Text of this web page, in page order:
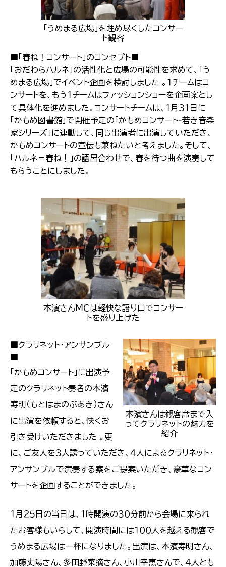
「うめまる広場」を埋め尽くしたコンサー
ト観客
■「春ね！コンサート」のコンセプト■
「おだわらハルネ」の活性化と広場の可能性を求めて、「う
めまる広場」でイベント企画を検討しました 。１チームはコ
ンサートを、もう１チームはファッションショーを企画案とし
て具体化を進めました。コンサートチームは、１月３１日に
「かもめ図書館」で開催予定の「かもめコンサート‐若き音楽
家シリーズ」に連動して、同じ出演者に出演していただき、
かもめコンサートの宣伝も兼ねたいと考えました。そして、
「ハルネ＝春ね！」の語呂合わせで、春を待つ曲を演奏して
もらうことにしました。
本濱さんＭＣは軽快な語り口でコンサー
トを盛り上げた
本濱さんは観客席まで入
ってクラリネットの魅力を
紹介
■クラリネット・アンサンブル
■
「かもめコンサート」に出演予
定のクラリネット奏者の本濱
寿明（もとはまのぶあき）さん
に出演を依頼すると、快くお
引き受けいただきました 。更
に、ご友人を３人誘っていただき、４人によるクラリネット・
アンサンブルで演奏する案をご提案いただき、豪華なコン
サートを企画することができました。
１月２５日の当日は、１時開演の３０分前から会場に来られ
たお客様もいらして、開演時間には１００人を越える観客で
うめまる広場は一杯になりました。出演は、本濱寿明さん、
加藤丈陽さん、多田野菜摘さん、小川幸恵さんで、４人とも